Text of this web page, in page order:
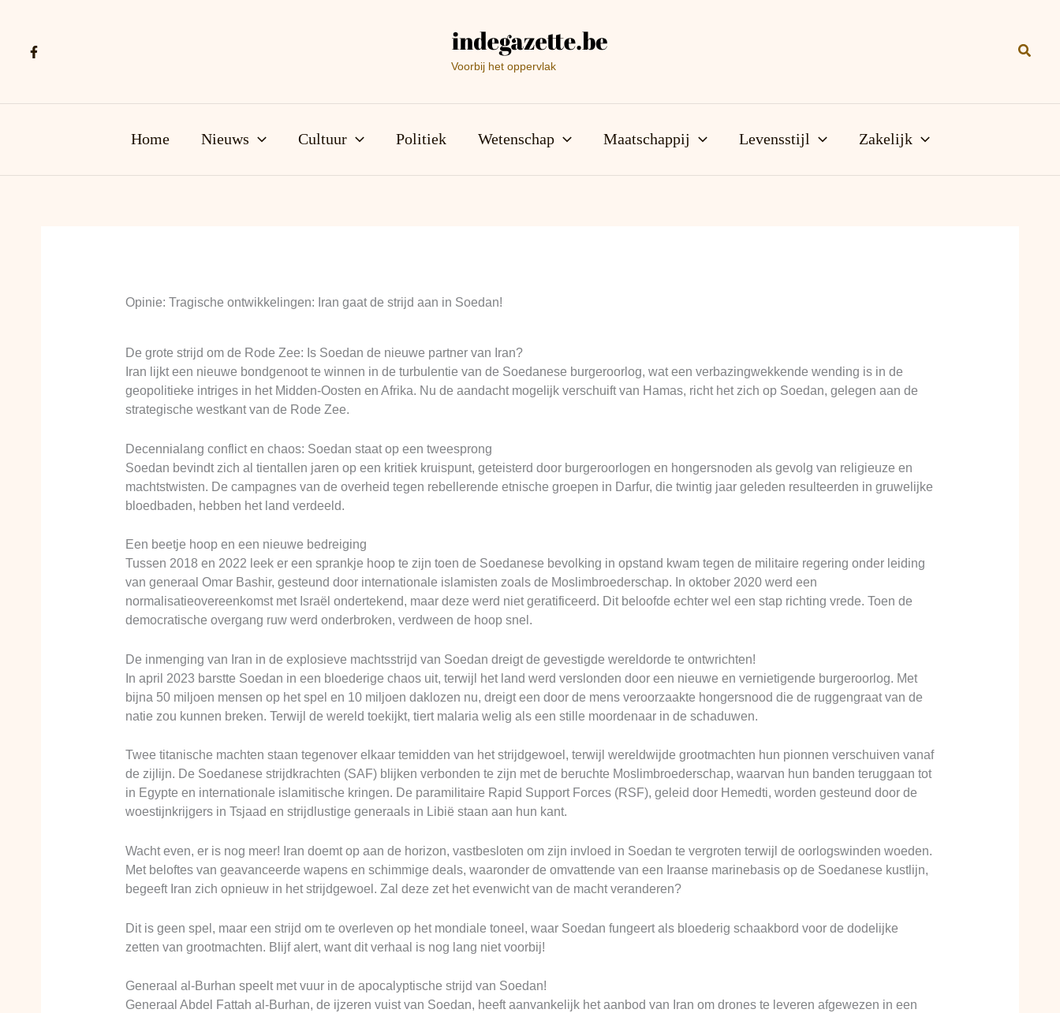
Voorbij het oppervlak
Home Nieuws Cultuur Politiek Wetenschap Maatschappij Levensstijl Zakelijk
Opinie: Tragische ontwikkelingen: Iran gaat de strijd aan in Soedan!
De grote strijd om de Rode Zee: Is Soedan de nieuwe partner van Iran?
Iran lijkt een nieuwe bondgenoot te winnen in de turbulentie van de Soedanese burgeroorlog, wat een verbazingwekkende wending is in de
geopolitieke intriges in het Midden-Oosten en Afrika. Nu de aandacht mogelijk verschuift van Hamas, richt het zich op Soedan, gelegen aan de
strategische westkant van de Rode Zee.
Decennialang conflict en chaos: Soedan staat op een tweesprong
Soedan bevindt zich al tientallen jaren op een kritiek kruispunt, geteisterd door burgeroorlogen en hongersnoden als gevolg van religieuze en
machtstwisten. De campagnes van de overheid tegen rebellerende etnische groepen in Darfur, die twintig jaar geleden resulteerden in gruwelijke
bloedbaden, hebben het land verdeeld.
Een beetje hoop en een nieuwe bedreiging
Tussen 2018 en 2022 leek er een sprankje hoop te zijn toen de Soedanese bevolking in opstand kwam tegen de militaire regering onder leiding
van generaal Omar Bashir, gesteund door internationale islamisten zoals de Moslimbroederschap. In oktober 2020 werd een
normalisatieovereenkomst met Israël ondertekend, maar deze werd niet geratificeerd. Dit beloofde echter wel een stap richting vrede. Toen de
democratische overgang ruw werd onderbroken, verdween de hoop snel.
De inmenging van Iran in de explosieve machtsstrijd van Soedan dreigt de gevestigde wereldorde te ontwrichten!
In april 2023 barstte Soedan in een bloederige chaos uit, terwijl het land werd verslonden door een nieuwe en vernietigende burgeroorlog. Met
bijna 50 miljoen mensen op het spel en 10 miljoen daklozen nu, dreigt een door de mens veroorzaakte hongersnood die de ruggengraat van de
natie zou kunnen breken. Terwijl de wereld toekijkt, tiert malaria welig als een stille moordenaar in de schaduwen.
Twee titanische machten staan tegenover elkaar temidden van het strijdgewoel, terwijl wereldwijde grootmachten hun pionnen verschuiven vanaf
de zijlijn. De Soedanese strijdkrachten (SAF) blijken verbonden te zijn met de beruchte Moslimbroederschap, waarvan hun banden teruggaan tot
in Egypte en internationale islamitische kringen. De paramilitaire Rapid Support Forces (RSF), geleid door Hemedti, worden gesteund door de
woestijnkrijgers in Tsjaad en strijdlustige generaals in Libië staan aan hun kant.
Wacht even, er is nog meer! Iran doemt op aan de horizon, vastbesloten om zijn invloed in Soedan te vergroten terwijl de oorlogswinden woeden.
Met beloftes van geavanceerde wapens en schimmige deals, waaronder de omvattende van een Iraanse marinebasis op de Soedanese kustlijn,
begeeft Iran zich opnieuw in het strijdgewoel. Zal deze zet het evenwicht van de macht veranderen?
Dit is geen spel, maar een strijd om te overleven op het mondiale toneel, waar Soedan fungeert als bloederig schaakbord voor de dodelijke
zetten van grootmachten. Blijf alert, want dit verhaal is nog lang niet voorbij!
Generaal al-Burhan speelt met vuur in de apocalyptische strijd van Soedan!
Generaal Abdel Fattah al-Burhan, de ijzeren vuist van Soedan, heeft aanvankelijk het aanbod van Iran om drones te leveren afgewezen in een